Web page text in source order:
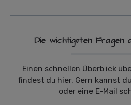
Die wichtigsten Fragen
Einen schnellen Überblick
findest du hier. Gern kannst
oder eine E-Mail